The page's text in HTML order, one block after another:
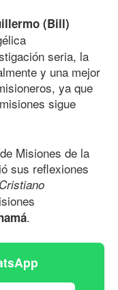
(Bill)
seria, la
y una mejor
ya que
sigue
Misiones de la
sus reflexiones
.